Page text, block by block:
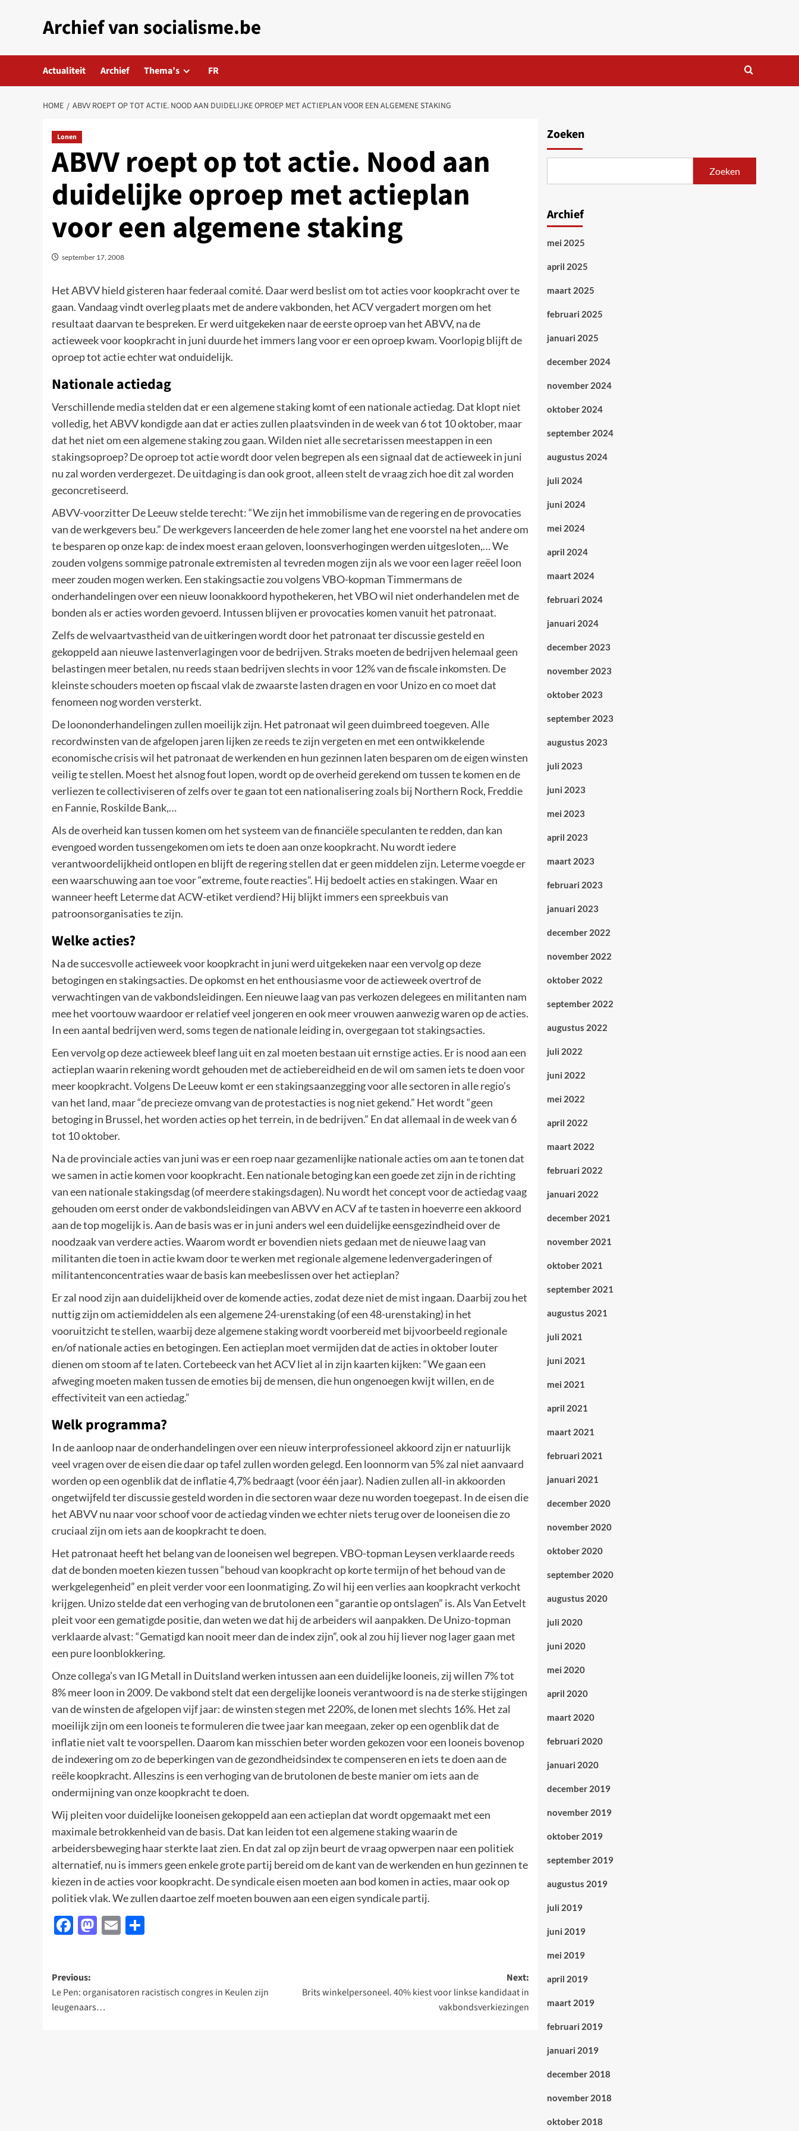
Archief van socialisme.be
Actualiteit Archief Thema’s FR
HOME ABVV ROEPT OP TOT ACTIE. NOOD AAN DUIDELIJKE OPROEP MET ACTIEPLAN VOOR EEN ALGEMENE STAKING
Lonen
ABVV roept op tot actie. Nood aan
duidelijke oproep met actieplan
voor een algemene staking
september 17, 2008
Het ABVV hield gisteren haar federaal comité. Daar werd beslist om tot acties voor koopkracht over te
gaan. Vandaag vindt overleg plaats met de andere vakbonden, het ACV vergadert morgen om het
resultaat daarvan te bespreken. Er werd uitgekeken naar de eerste oproep van het ABVV, na de
actieweek voor koopkracht in juni duurde het immers lang voor er een oproep kwam. Voorlopig blijft de
oproep tot actie echter wat onduidelijk.
Nationale actiedag
Verschillende media stelden dat er een algemene staking komt of een nationale actiedag. Dat klopt niet
volledig, het ABVV kondigde aan dat er acties zullen plaatsvinden in de week van 6 tot 10 oktober, maar
dat het niet om een algemene staking zou gaan. Wilden niet alle secretarissen meestappen in een
stakingsoproep? De oproep tot actie wordt door velen begrepen als een signaal dat de actieweek in juni
nu zal worden verdergezet. De uitdaging is dan ook groot, alleen stelt de vraag zich hoe dit zal worden
geconcretiseerd.
ABVV-voorzitter De Leeuw stelde terecht: “We zijn het immobilisme van de regering en de provocaties
van de werkgevers beu.” De werkgevers lanceerden de hele zomer lang het ene voorstel na het andere om
te besparen op onze kap: de index moest eraan geloven, loonsverhogingen werden uitgesloten,… We
zouden volgens sommige patronale extremisten al tevreden mogen zijn als we voor een lager reëel loon
meer zouden mogen werken. Een stakingsactie zou volgens VBO-kopman Timmermans de
onderhandelingen over een nieuw loonakkoord hypothekeren, het VBO wil niet onderhandelen met de
bonden als er acties worden gevoerd. Intussen blijven er provocaties komen vanuit het patronaat.
Zelfs de welvaartvastheid van de uitkeringen wordt door het patronaat ter discussie gesteld en
gekoppeld aan nieuwe lastenverlagingen voor de bedrijven. Straks moeten de bedrijven helemaal geen
belastingen meer betalen, nu reeds staan bedrijven slechts in voor 12% van de fiscale inkomsten. De
kleinste schouders moeten op fiscaal vlak de zwaarste lasten dragen en voor Unizo en co moet dat
fenomeen nog worden versterkt.
De loononderhandelingen zullen moeilijk zijn. Het patronaat wil geen duimbreed toegeven. Alle
recordwinsten van de afgelopen jaren lijken ze reeds te zijn vergeten en met een ontwikkelende
economische crisis wil het patronaat de werkenden en hun gezinnen laten besparen om de eigen winsten
veilig te stellen. Moest het alsnog fout lopen, wordt op de overheid gerekend om tussen te komen en de
verliezen te collectiviseren of zelfs over te gaan tot een nationalisering zoals bij Northern Rock, Freddie
en Fannie, Roskilde Bank,…
Als de overheid kan tussen komen om het systeem van de financiële speculanten te redden, dan kan
evengoed worden tussengekomen om iets te doen aan onze koopkracht. Nu wordt iedere
verantwoordelijkheid ontlopen en blijft de regering stellen dat er geen middelen zijn. Leterme voegde er
een waarschuwing aan toe voor “extreme, foute reacties”. Hij bedoelt acties en stakingen. Waar en
wanneer heeft Leterme dat ACW-etiket verdiend? Hij blijkt immers een spreekbuis van
patroonsorganisaties te zijn.
Welke acties?
Na de succesvolle actieweek voor koopkracht in juni werd uitgekeken naar een vervolg op deze
betogingen en stakingsacties. De opkomst en het enthousiasme voor de actieweek overtrof de
verwachtingen van de vakbondsleidingen. Een nieuwe laag van pas verkozen delegees en militanten nam
mee het voortouw waardoor er relatief veel jongeren en ook meer vrouwen aanwezig waren op de acties.
In een aantal bedrijven werd, soms tegen de nationale leiding in, overgegaan tot stakingsacties.
Een vervolg op deze actieweek bleef lang uit en zal moeten bestaan uit ernstige acties. Er is nood aan een
actieplan waarin rekening wordt gehouden met de actiebereidheid en de wil om samen iets te doen voor
meer koopkracht. Volgens De Leeuw komt er een stakingsaanzegging voor alle sectoren in alle regio’s
van het land, maar “de precieze omvang van de protestacties is nog niet gekend.” Het wordt “geen
betoging in Brussel, het worden acties op het terrein, in de bedrijven.” En dat allemaal in de week van 6
tot 10 oktober.
Na de provinciale acties van juni was er een roep naar gezamenlijke nationale acties om aan te tonen dat
we samen in actie komen voor koopkracht. Een nationale betoging kan een goede zet zijn in de richting
van een nationale stakingsdag (of meerdere stakingsdagen). Nu wordt het concept voor de actiedag vaag
gehouden om eerst onder de vakbondsleidingen van ABVV en ACV af te tasten in hoeverre een akkoord
aan de top mogelijk is. Aan de basis was er in juni anders wel een duidelijke eensgezindheid over de
noodzaak van verdere acties. Waarom wordt er bovendien niets gedaan met de nieuwe laag van
militanten die toen in actie kwam door te werken met regionale algemene ledenvergaderingen of
militantenconcentraties waar de basis kan meebeslissen over het actieplan?
Er zal nood zijn aan duidelijkheid over de komende acties, zodat deze niet de mist ingaan. Daarbij zou het
nuttig zijn om actiemiddelen als een algemene 24-urenstaking (of een 48-urenstaking) in het
vooruitzicht te stellen, waarbij deze algemene staking wordt voorbereid met bijvoorbeeld regionale
en/of nationale acties en betogingen. Een actieplan moet vermijden dat de acties in oktober louter
dienen om stoom af te laten. Cortebeeck van het ACV liet al in zijn kaarten kijken: “We gaan een
afweging moeten maken tussen de emoties bij de mensen, die hun ongenoegen kwijt willen, en de
effectiviteit van een actiedag.”
Welk programma?
In de aanloop naar de onderhandelingen over een nieuw interprofessioneel akkoord zijn er natuurlijk
veel vragen over de eisen die daar op tafel zullen worden gelegd. Een loonnorm van 5% zal niet aanvaard
worden op een ogenblik dat de inflatie 4,7% bedraagt (voor één jaar). Nadien zullen all-in akkoorden
ongetwijfeld ter discussie gesteld worden in die sectoren waar deze nu worden toegepast. In de eisen die
het ABVV nu naar voor schoof voor de actiedag vinden we echter niets terug over de looneisen die zo
cruciaal zijn om iets aan de koopkracht te doen.
Het patronaat heeft het belang van de looneisen wel begrepen. VBO-topman Leysen verklaarde reeds
dat de bonden moeten kiezen tussen “behoud van koopkracht op korte termijn of het behoud van de
werkgelegenheid” en pleit verder voor een loonmatiging. Zo wil hij een verlies aan koopkracht verkocht
krijgen. Unizo stelde dat een verhoging van de brutolonen een “garantie op ontslagen” is. Als Van Eetvelt
pleit voor een gematigde positie, dan weten we dat hij de arbeiders wil aanpakken. De Unizo-topman
verklaarde alvast: “Gematigd kan nooit meer dan de index zijn”, ook al zou hij liever nog lager gaan met
een pure loonblokkering.
Onze collega’s van IG Metall in Duitsland werken intussen aan een duidelijke looneis, zij willen 7% tot
8% meer loon in 2009. De vakbond stelt dat een dergelijke looneis verantwoord is na de sterke stijgingen
van de winsten de afgelopen vijf jaar: de winsten stegen met 220%, de lonen met slechts 16%. Het zal
moeilijk zijn om een looneis te formuleren die twee jaar kan meegaan, zeker op een ogenblik dat de
inflatie niet valt te voorspellen. Daarom kan misschien beter worden gekozen voor een looneis bovenop
de indexering om zo de beperkingen van de gezondheidsindex te compenseren en iets te doen aan de
reële koopkracht. Alleszins is een verhoging van de brutolonen de beste manier om iets aan de
ondermijning van onze koopkracht te doen.
Wij pleiten voor duidelijke looneisen gekoppeld aan een actieplan dat wordt opgemaakt met een
maximale betrokkenheid van de basis. Dat kan leiden tot een algemene staking waarin de
arbeidersbeweging haar sterkte laat zien. En dat zal op zijn beurt de vraag opwerpen naar een politiek
alternatief, nu is immers geen enkele grote partij bereid om de kant van de werkenden en hun gezinnen te
kiezen in de acties voor koopkracht. De syndicale eisen moeten aan bod komen in acties, maar ook op
politiek vlak. We zullen daartoe zelf moeten bouwen aan een eigen syndicale partij.
Facebook
Mastodon
Email
Post
navigation
Previous:
Le Pen: organisatoren racistisch congres in Keulen zijn
leugenaars…
Next:
Brits winkelpersoneel. 40% kiest voor linkse kandidaat in
vakbondsverkiezingen
Zoeken
Zoeken
Archief
mei 2025
april 2025
maart 2025
februari 2025
januari 2025
december 2024
november 2024
oktober 2024
september 2024
augustus 2024
juli 2024
juni 2024
mei 2024
april 2024
maart 2024
februari 2024
januari 2024
december 2023
november 2023
oktober 2023
september 2023
augustus 2023
juli 2023
juni 2023
mei 2023
april 2023
maart 2023
februari 2023
januari 2023
december 2022
november 2022
oktober 2022
september 2022
augustus 2022
juli 2022
juni 2022
mei 2022
april 2022
maart 2022
februari 2022
januari 2022
december 2021
november 2021
oktober 2021
september 2021
augustus 2021
juli 2021
juni 2021
mei 2021
april 2021
maart 2021
februari 2021
januari 2021
december 2020
november 2020
oktober 2020
september 2020
augustus 2020
juli 2020
juni 2020
mei 2020
april 2020
maart 2020
februari 2020
januari 2020
december 2019
november 2019
oktober 2019
september 2019
augustus 2019
juli 2019
juni 2019
mei 2019
april 2019
maart 2019
februari 2019
januari 2019
december 2018
november 2018
oktober 2018